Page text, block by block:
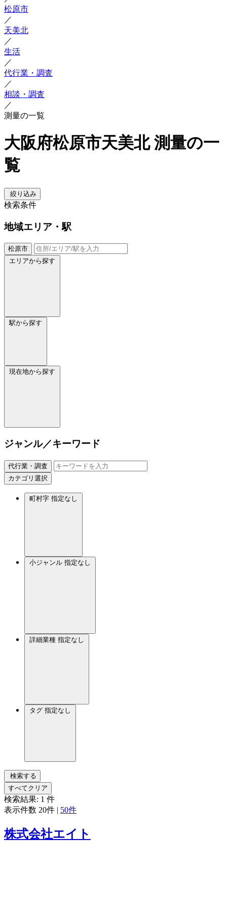
松原市
／
天美北
／
生活
／
代行業・調査
／
相談・調査
／
測量の一覧
大阪府松原市天美北 測量の一
覧
絞り込み
検索条件
地域エリア・駅
松原市
エリアから探す
駅から探す
現在地から探す
ジャンル／キーワード
代行業・調査
カテゴリ選択
町村字 指定なし
小ジャンル 指定なし
詳細業種 指定なし
タグ 指定なし
検索する
すべてクリア
検索結果: 1 件
表示件数 20件 | 50件
株式会社エイト